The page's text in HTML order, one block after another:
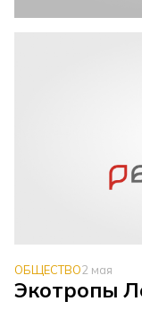
ОБЩЕСТВО2 мая
Экотропы